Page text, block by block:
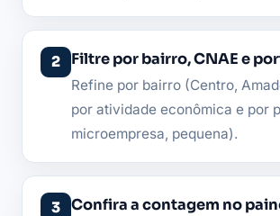
Filtre por bairro, CNAE e
Refine por bairro (Centro,
por atividade econômica e por
microempresa, pequena).
Confira a contagem no